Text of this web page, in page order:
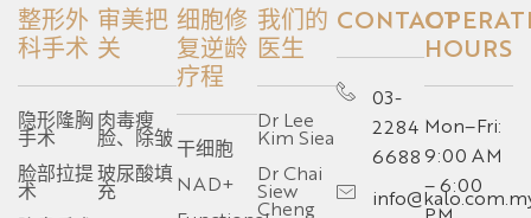
整形外
科手术
隐形隆胸
手术
脸部拉提
术
审美把
关
肉毒瘦
脸、除皱
玻尿酸填
充
细胞修
复逆龄
疗程
干细胞
NAD+
我们的
医生
Dr Lee
Kim Siea
Dr Chai
Siew
Cheng
CONTACT
03-
2284
6688
HOURS
Mon–Fri:
9:00 AM
– 6:00